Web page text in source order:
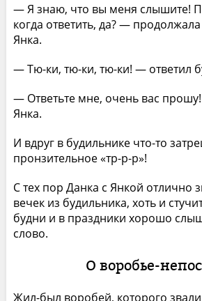
— Я знаю, что вы меня слышите!
когда ответить, да? —
Янка.
— Тю-ки, тю-ки, тю-ки! — ответил
— Ответьте мне, очень вас
Янка.
И вдруг в будильнике что-то
пронзительное «тр-р-р»!
С тех пор Данка с Янкой отлично
вечек из будильника, хоть и
будни и в праздники хорошо
слово.
О воробье-
Жил-был воробей, которого